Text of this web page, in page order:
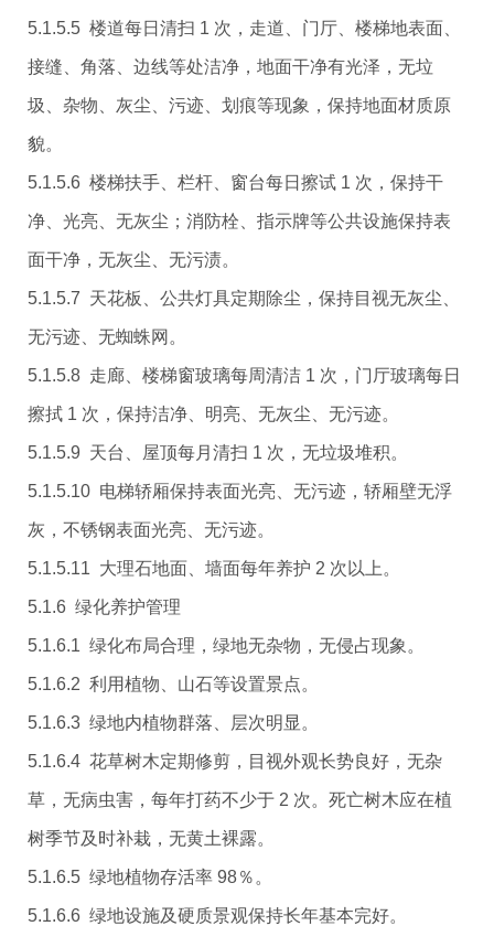
5.1.5.5 楼道每日清扫 1 次，走道、门厅、楼梯地表面、
接缝、角落、边线等处洁净，地面干净有光泽，无垃
圾、杂物、灰尘、污迹、划痕等现象，保持地面材质原
貌。
5.1.5.6 楼梯扶手、栏杆、窗台每日擦试 1 次，保持干
净、光亮、无灰尘；消防栓、指示牌等公共设施保持表
面干净，无灰尘、无污渍。
5.1.5.7 天花板、公共灯具定期除尘，保持目视无灰尘、
无污迹、无蜘蛛网。
5.1.5.8 走廊、楼梯窗玻璃每周清洁 1 次，门厅玻璃每日
擦拭 1 次，保持洁净、明亮、无灰尘、无污迹。
5.1.5.9 天台、屋顶每月清扫 1 次，无垃圾堆积。
5.1.5.10 电梯轿厢保持表面光亮、无污迹，轿厢壁无浮
灰，不锈钢表面光亮、无污迹。
5.1.5.11 大理石地面、墙面每年养护 2 次以上。
5.1.6 绿化养护管理
5.1.6.1 绿化布局合理，绿地无杂物，无侵占现象。
5.1.6.2 利用植物、山石等设置景点。
5.1.6.3 绿地内植物群落、层次明显。
5.1.6.4 花草树木定期修剪，目视外观长势良好，无杂
草，无病虫害，每年打药不少于 2 次。死亡树木应在植
树季节及时补栽，无黄土裸露。
5.1.6.5 绿地植物存活率 98％。
5.1.6.6 绿地设施及硬质景观保持长年基本完好。